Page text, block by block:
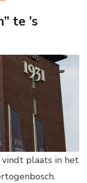
te ’s
vindt plaats in het